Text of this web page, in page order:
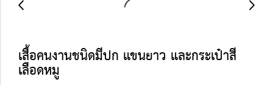
เสื้อคนงานชนิดมีปก แขนยาว และกระเป๋าสี
เลือดหมู